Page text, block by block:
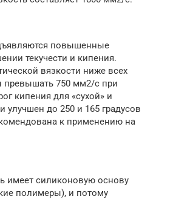
повышенные
текучести и кипения.
вязкости ниже всех
превышать 750 мм2/с при
кипения для «сухой» и
улучшен до 250 и 165 градусов
к применению на
имеет силиконовую основу
полимеры), и потому